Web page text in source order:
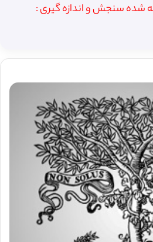
شده سنجش و اندازه گیری :